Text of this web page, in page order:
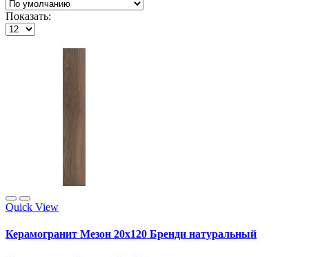
Показать:
Quick View
Керамогранит Мезон 20х120 Бренди натуральный